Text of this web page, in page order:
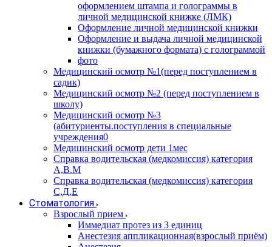
оформлением штампа и голограммы в
личной медицинской книжке (ЛМК)
Оформление личной медицинской книжки
Оформление и выдача личной медицинской
книжки (бумажного формата) с голограммой
фото
Медицинский осмотр №1(перед поступлением в
садик)
Медицинский осмотр №2 (перед поступлением в
школу)
Медицинский осмотр №3
(абитуриенты.поступления в специальные
учреждения0
Медицинский осмотр дети 1мес
Справка водительская (медкомиссия) категория
А,В.М
Справка водительская (медкомиссия) категория
С,Д,Е
Стоматология
Взрослый прием
Иммедиат протез из 3 единиц
Анестезия аппликационная(взрослый приём)